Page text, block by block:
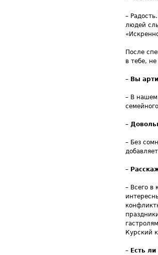
–
людей
После
в тебе,
– Вы
– В нашем
–
– Без
–
– Всего в
Курский
– Есть